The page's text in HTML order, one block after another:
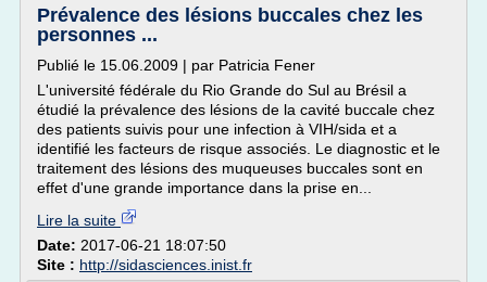
Prévalence des lésions buccales chez les
personnes ...
Publié le 15.06.2009 | par Patricia Fener
L'université fédérale du Rio Grande do Sul au Brésil a
étudié la prévalence des lésions de la cavité buccale chez
des patients suivis pour une infection à VIH/sida et a
identifié les facteurs de risque associés. Le diagnostic et le
traitement des lésions des muqueuses buccales sont en
effet d'une grande importance dans la prise en...
Lire la suite
Date: 2017-06-21 18:07:50
Site : http://sidasciences.inist.fr